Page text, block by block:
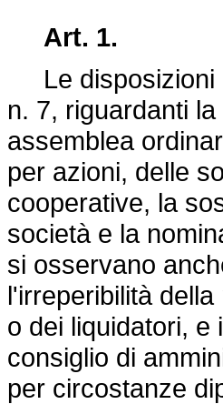
Art. 1.
Le disposizioni
n. 7, riguardanti
assemblea
per azioni, delle
cooperative, la
società e la
si osservano
l'irreperibilità
o dei liquidatori, e
consiglio di
per circostanze